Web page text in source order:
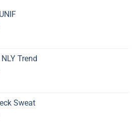
Trend
Sweat